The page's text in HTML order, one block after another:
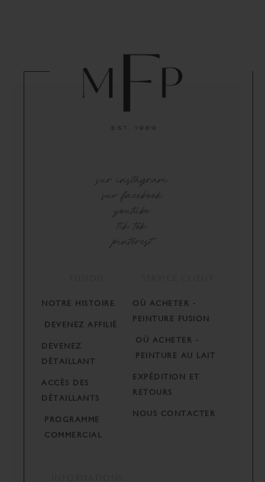
sur instagram
sur facebook
youtube
tik tok
pinterest
NOTRE HISTOIRE
DEVENEZ AFFILIÉ
DEVENEZ
DÉTAILLANT
ACCÈS DES
DÉTAILLANTS
PROGRAMME
COMMERCIAL
OÙ ACHETER -
PEINTURE FUSION
OÙ ACHETER -
PEINTURE AU LAIT
EXPÉDITION ET
RETOURS
NOUS CONTACTER